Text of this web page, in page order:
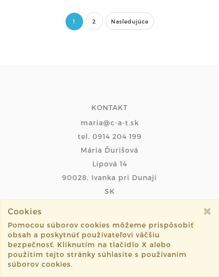
1 2 Nasledujúce
KONTAKT
maria@c-a-t.sk
tel. 0914 204 199
Mária Ďurišová
Lipová 14
90028, Ivanka pri Dunaji
SK
INFO
OBCHODNÉ PODMIENKY
PODMIENKY PLATOBNEJ BRÁNY
Cookies
Pomocou súborov cookies môžeme prispôsobiť
obsah a poskytnúť používateľovi väčšiu
bezpečnosť. Kliknutím na tlačidlo X alebo
použitím tejto stránky súhlasíte s používaním
súborov cookies.